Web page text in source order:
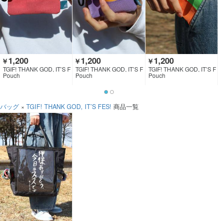
￥1,200
TGIF! THANK GOD, IT’S F
ES!
Pouch
￥1,200
TGIF! THANK GOD, IT’S F
ES!
Pouch
￥1,200
TGIF! THANK GOD, IT’S F
ES!
Pouch
バッグ × TGIF! THANK GOD, IT’S FES! 商品一覧